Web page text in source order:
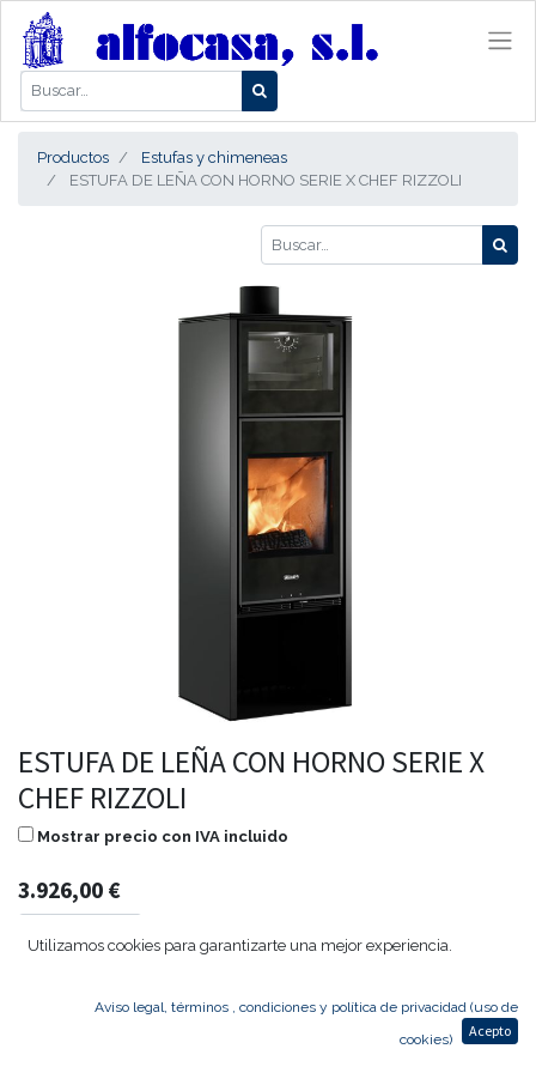
Productos
Estufas y chimeneas
ESTUFA DE LEÑA CON HORNO SERIE X CHEF RIZZOLI
ESTUFA DE LEÑA CON HORNO SERIE X
CHEF RIZZOLI
Mostrar precio con IVA incluido
3.926,00 €
Utilizamos cookies para garantizarte una mejor experiencia.
Aviso legal, términos , condiciones y política de privacidad (uso de
cookies)
Acepto